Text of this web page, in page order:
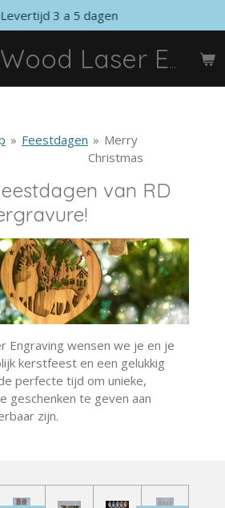
RD Wood Laser Engraving
3 a 5 dagen
» Feestdagen » Merry
Christmas
van RD
Engraving wensen we je en je
kerstfeest en een gelukkig
perfecte tijd om unieke,
geschenken te geven aan
zijn.